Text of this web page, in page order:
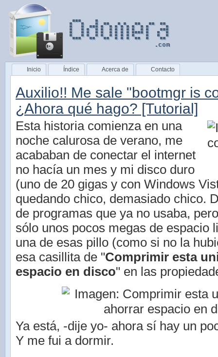
Inicio Índice Acerca de Contacto
Auxilio!! Me sale "bootmgr is
¿Ahora qué hago? [Tutorial]
Esta historia comienza en una
noche calurosa de verano, me
acababan de conectar el internet
no hacía un mes y mi disco duro
(uno de 20 gigas y con Windows
quedando chico, demasiado chico.
de programas que ya no usaba,
sólo unos pocos megas de espacio
una de esas pillo (como si no la
esa casillita de "Comprimir esta
espacio en disco" en las
Ya está, -dije yo- ahora sí hay un
Y me fui a dormir.